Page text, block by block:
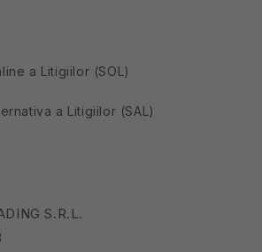
a Litigiilor (SOL)
a Litigiilor (SAL)
S.R.L.